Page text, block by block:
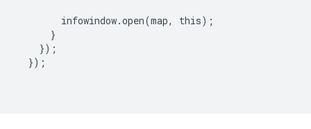
infowindow.open(map, this);
}
});
});